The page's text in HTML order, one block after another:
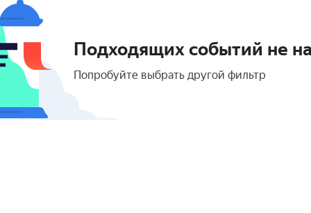
Подходящих событий не
Попробуйте выбрать другой фильтр